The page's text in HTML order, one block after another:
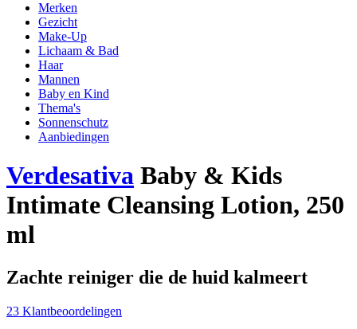
Merken
Gezicht
Make-Up
Lichaam & Bad
Haar
Mannen
Baby en Kind
Thema's
Sonnenschutz
Aanbiedingen
Verdesativa Baby & Kids
Intimate Cleansing Lotion, 250
ml
Zachte reiniger die de huid kalmeert
23 Klantbeoordelingen